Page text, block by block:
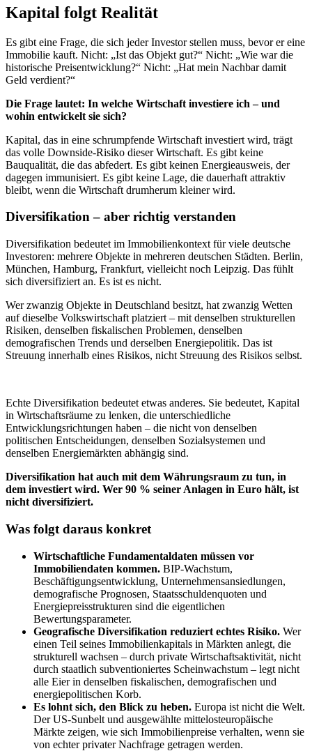
Kapital folgt Realität
Es gibt eine Frage, die sich jeder Investor stellen muss, bevor er eine
Immobilie kauft. Nicht: „Ist das Objekt gut?“ Nicht: „Wie war die
historische Preisentwicklung?“ Nicht: „Hat mein Nachbar damit
Geld verdient?“
Die Frage lautet: In welche Wirtschaft investiere ich – und
wohin entwickelt sie sich?
Kapital, das in eine schrumpfende Wirtschaft investiert wird, trägt
das volle Downside-Risiko dieser Wirtschaft. Es gibt keine
Bauqualität, die das abfedert. Es gibt keinen Energieausweis, der
dagegen immunisiert. Es gibt keine Lage, die dauerhaft attraktiv
bleibt, wenn die Wirtschaft drumherum kleiner wird.
Diversifikation – aber richtig verstanden
Diversifikation bedeutet im Immobilienkontext für viele deutsche
Investoren: mehrere Objekte in mehreren deutschen Städten. Berlin,
München, Hamburg, Frankfurt, vielleicht noch Leipzig. Das fühlt
sich diversifiziert an. Es ist es nicht.
Wer zwanzig Objekte in Deutschland besitzt, hat zwanzig Wetten
auf dieselbe Volkswirtschaft platziert – mit denselben strukturellen
Risiken, denselben fiskalischen Problemen, denselben
demografischen Trends und derselben Energiepolitik. Das ist
Streuung innerhalb eines Risikos, nicht Streuung des Risikos selbst.
Echte Diversifikation bedeutet etwas anderes. Sie bedeutet, Kapital
in Wirtschaftsräume zu lenken, die unterschiedliche
Entwicklungsrichtungen haben – die nicht von denselben
politischen Entscheidungen, denselben Sozialsystemen und
denselben Energiemärkten abhängig sind.
Diversifikation hat auch mit dem Währungsraum zu tun, in
dem investiert wird. Wer 90 % seiner Anlagen in Euro hält, ist
nicht diversifiziert.
Was folgt daraus konkret
Wirtschaftliche Fundamentaldaten müssen vor
Immobiliendaten kommen. BIP-Wachstum,
Beschäftigungsentwicklung, Unternehmensansiedlungen,
demografische Prognosen, Staatsschuldenquoten und
Energiepreisstrukturen sind die eigentlichen
Bewertungsparameter.
Geografische Diversifikation reduziert echtes Risiko. Wer
einen Teil seines Immobilienkapitals in Märkten anlegt, die
strukturell wachsen – durch private Wirtschaftsaktivität, nicht
durch staatlich subventioniertes Scheinwachstum – legt nicht
alle Eier in denselben fiskalischen, demografischen und
energiepolitischen Korb.
Es lohnt sich, den Blick zu heben. Europa ist nicht die Welt.
Der US-Sunbelt und ausgewählte mittelosteuropäische
Märkte zeigen, wie sich Immobilienpreise verhalten, wenn sie
von echter privater Nachfrage getragen werden.